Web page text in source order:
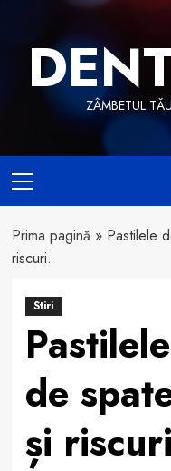
content
ZÂMBETUL
Menu
Prima pagină » Pastilele
riscuri.
Stiri
de
și